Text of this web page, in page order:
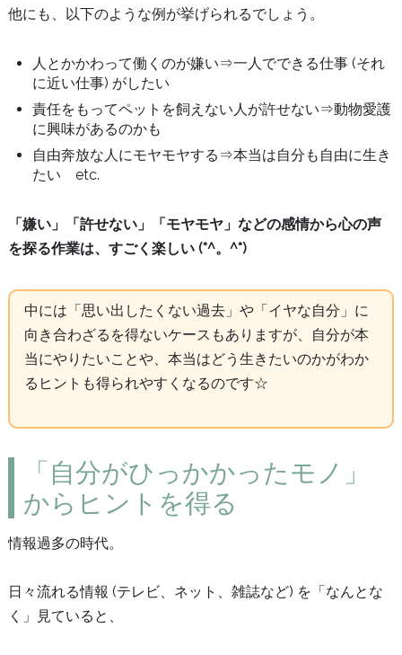
他にも、以下のような例が挙げられるでしょう。
人とかかわって働くのが嫌い⇒一人でできる仕事 (それ
に近い仕事) がしたい
責任をもってペットを飼えない人が許せない⇒動物愛護
に興味があるのかも
自由奔放な人にモヤモヤする⇒本当は自分も自由に生き
たい etc.
「嫌い」「許せない」「モヤモヤ」などの感情から心の声
を探る作業は、すごく楽しい (*^。^*)
中には「思い出したくない過去」や「イヤな自分」に
向き合わざるを得ないケースもありますが、自分が本
当にやりたいことや、本当はどう生きたいのかがわか
るヒントも得られやすくなるのです☆
「自分がひっかかったモノ」
からヒントを得る
情報過多の時代。
日々流れる情報 (テレビ、ネット、雑誌など) を「なんとな
く」見ていると、